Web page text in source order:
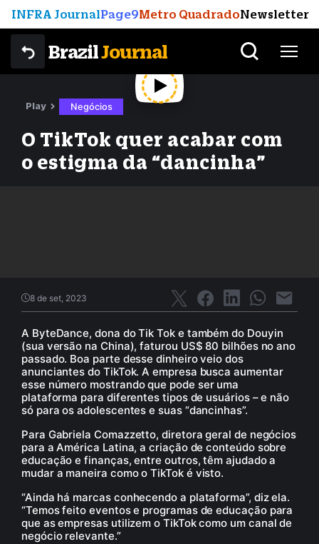
INFRA JournalPage9Metro QuadradoNewsletter
BrazilJournal
Play Negócios
O TikTok quer acabar com
o estigma da “dancinha”
8 de set, 2023
A ByteDance, dona do Tik Tok e também do Douyin
(sua versão na China), faturou US$ 80 bilhões no ano
passado. Boa parte desse dinheiro veio dos
anunciantes do TikTok. A empresa busca aumentar
esse número mostrando que pode ser uma
plataforma para diferentes tipos de usuários – e não
só para os adolescentes e suas “dancinhas”.
Para Gabriela Comazzetto, diretora geral de negócios
para a América Latina, a criação de conteúdo sobre
educação e finanças, entre outros, têm ajudado a
mudar a maneira como o TikTok é visto.
“Ainda há marcas conhecendo a plataforma”, diz ela.
“Temos feito eventos e programas de educação para
que as empresas utilizem o TikTok como um canal de
negócio relevante.”